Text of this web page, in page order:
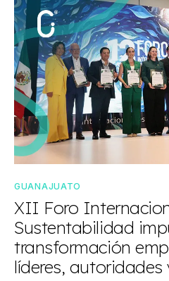
GUANAJUATO
XII Foro
Sustentabilidad
transformación
líderes, autoridades